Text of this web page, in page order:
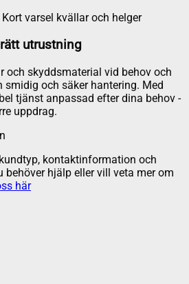
Kort varsel kvällar och helger
utrustning
och skyddsmaterial vid behov och
smidig och säker hantering. Med
tjänst anpassad efter dina behov -
uppdrag.
kontaktinformation och
behöver hjälp eller vill veta mer om
här